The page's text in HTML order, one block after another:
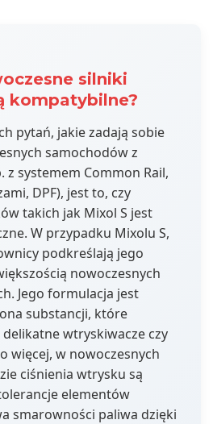
silniki
kompatybilne?
pytań, jakie zadają sobie
samochodów z
z systemem Common Rail,
DPF), jest to, czy
takich jak Mixol S jest
W przypadku Mixolu S,
podkreślają jego
nowoczesnych
Jego formulacja jest
substancji, które
delikatne wtryskiwacze czy
więcej, w nowoczesnych
ciśnienia wtrysku są
elementów
smarowności paliwa dzięki